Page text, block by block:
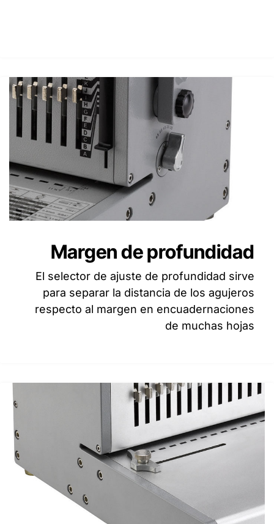
Margen de profundidad
El selector de ajuste de profundidad sirve
para separar la distancia de los agujeros
respecto al margen en encuadernaciones
de muchas hojas